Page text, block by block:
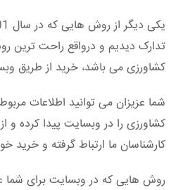
تدارک دیدیم و درواقع راحت ترین
کشاورزی می باشد، خرید از طریق
شما عزیزان می توانید اطلاعات
کشاورزی را در وبسایت پیدا کرده و
کارشناسان ما ارتباط گرفته و خرید
روش هایی که در وبسایت برای شما